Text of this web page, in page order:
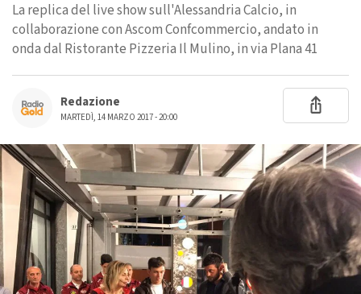
La replica del live show sull'Alessandria Calcio, in
collaborazione con Ascom Confcommercio, andato in
onda dal Ristorante Pizzeria Il Mulino, in via Plana 41
Redazione
MARTEDÌ, 14 MARZO 2017 - 20:00